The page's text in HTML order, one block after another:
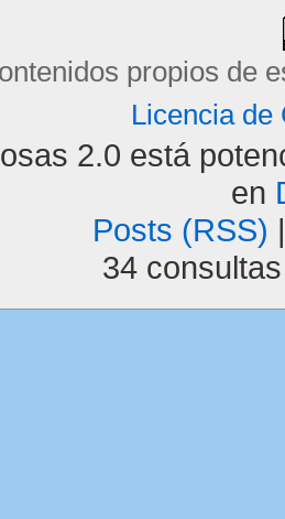
propios de
Licencia de
2.0 está
en
Posts (RSS)
34